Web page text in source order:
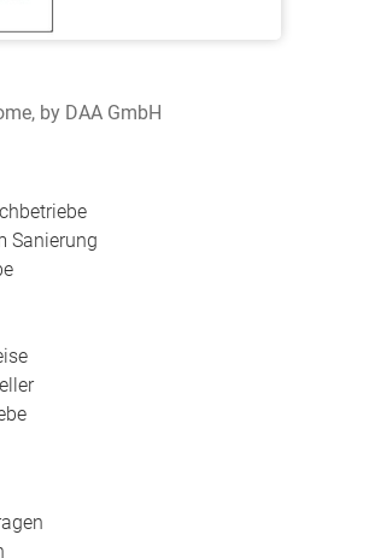
by DAA GmbH
Sanierung